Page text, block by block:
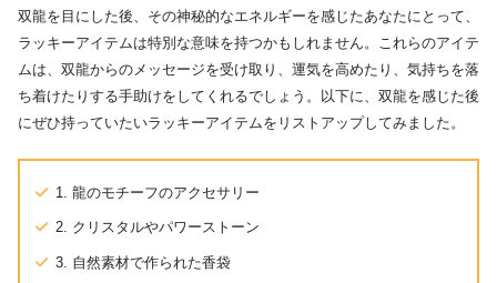
双龍を目にした後、その神秘的なエネルギーを感じたあなたにとって、
ラッキーアイテムは特別な意味を持つかもしれません。これらのアイテ
ムは、双龍からのメッセージを受け取り、運気を高めたり、気持ちを落
ち着けたりする手助けをしてくれるでしょう。以下に、双龍を感じた後
にぜひ持っていたいラッキーアイテムをリストアップしてみました。
1. 龍のモチーフのアクセサリー
2. クリスタルやパワーストーン
3. 自然素材で作られた香袋